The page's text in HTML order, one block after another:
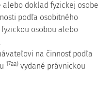
alebo doklad fyzickej osobe
podľa osobitného
osobou alebo
na činnosť podľa
17aa) vydané právnickou